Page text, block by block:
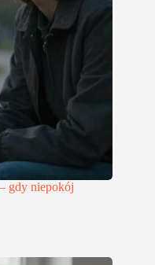
gdy niepokój